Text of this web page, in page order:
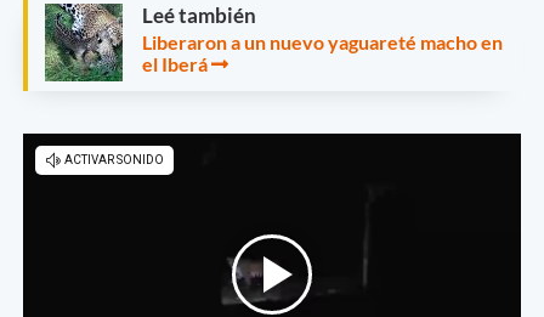
Leé también
Liberaron a un nuevo yaguareté macho en
el Iberá